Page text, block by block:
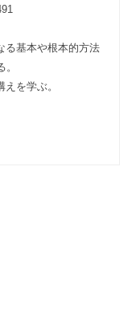
る基本や根本的方法
を学ぶ。